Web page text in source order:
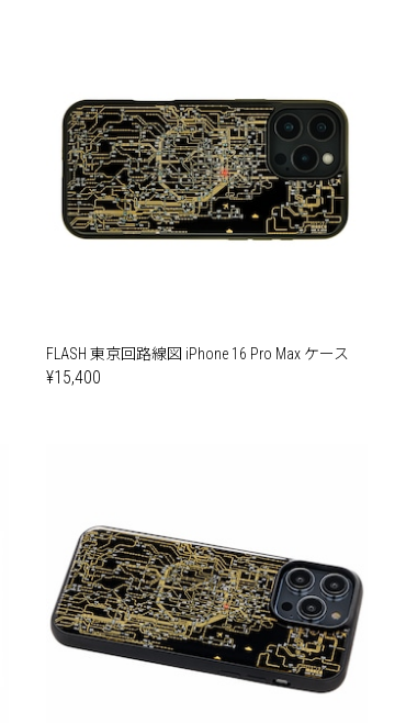
FLASH 東京回路線図 iPhone 16 Pro Max ケース
¥15,400